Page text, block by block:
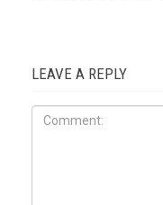
LEAVE A REPLY